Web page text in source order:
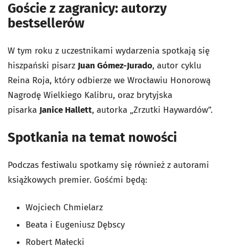
Goście z zagranicy: autorzy
bestsellerów
W tym roku z uczestnikami wydarzenia spotkają się
hiszpański pisarz Juan Gómez-Jurado, autor cyklu
Reina Roja, który odbierze we Wrocławiu Honorową
Nagrodę Wielkiego Kalibru, oraz brytyjska
pisarka Janice Hallett, autorka „Zrzutki Haywardów”.
Spotkania na temat nowości
Podczas festiwalu spotkamy się również z autorami
książkowych premier. Gośćmi będą:
Wojciech Chmielarz
Beata i Eugeniusz Dębscy
Robert Małecki